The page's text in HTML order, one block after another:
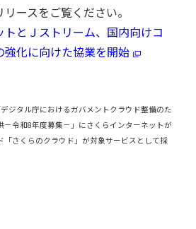
ースをご覧ください。
トとＪストリーム、国内向けコ
強化に向けた協業を開始
ジタル庁におけるガバメントクラウド整備のた
－令和8年度募集－」にさくらインターネットが
「さくらのクラウド」が対象サービスとして採